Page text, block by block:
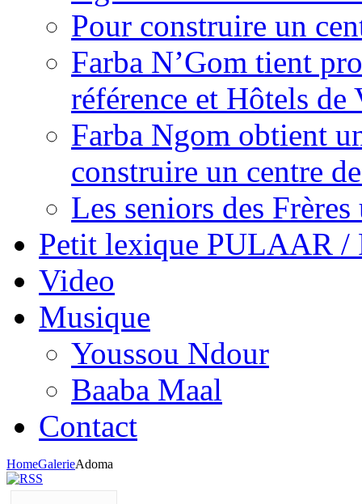
Pour construire un
Farba N’Gom tient
référence et Hôtels
Farba Ngom obtient
construire un centre
Les seniors des Frères
Petit lexique PULAAR
Video
Musique
Youssou Ndour
Baaba Maal
Contact
HomeGalerieAdoma